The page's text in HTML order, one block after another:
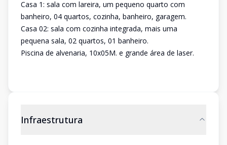
Casa 1: sala com lareira, um pequeno quarto com
banheiro, 04 quartos, cozinha, banheiro, garagem.
Casa 02: sala com cozinha integrada, mais uma
pequena sala, 02 quartos, 01 banheiro.
Piscina de alvenaria, 10x05M. e grande área de laser.
Infraestrutura